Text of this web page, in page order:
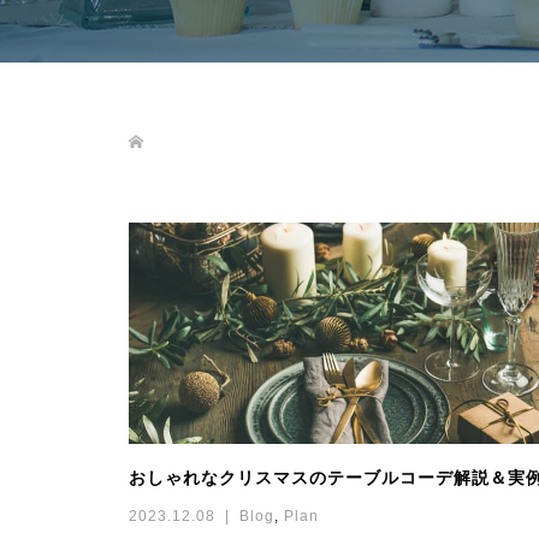
おしゃれなクリスマスのテーブルコーデ解説＆実
2023.12.08 Blog Plan